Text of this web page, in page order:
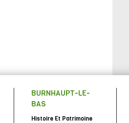
BURNHAUPT-LE-
BAS
Histoire Et Patrimoine